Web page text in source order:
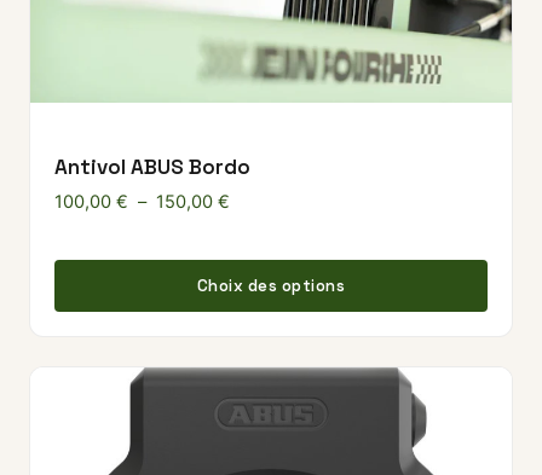
Antivol ABUS Bordo
100,00 € – 150,00 €
Choix des options
Ce